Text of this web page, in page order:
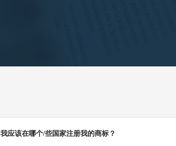
我应该在哪个/些国家注册我的商标？